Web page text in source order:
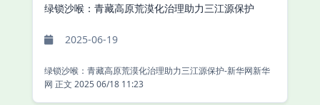
绿锁沙喉：青藏高原荒漠化治理助力三江源保护
2025-06-19
绿锁沙喉：青藏高原荒漠化治理助力三江源保护-新华网新华
网 正文 2025 06/18 11:23